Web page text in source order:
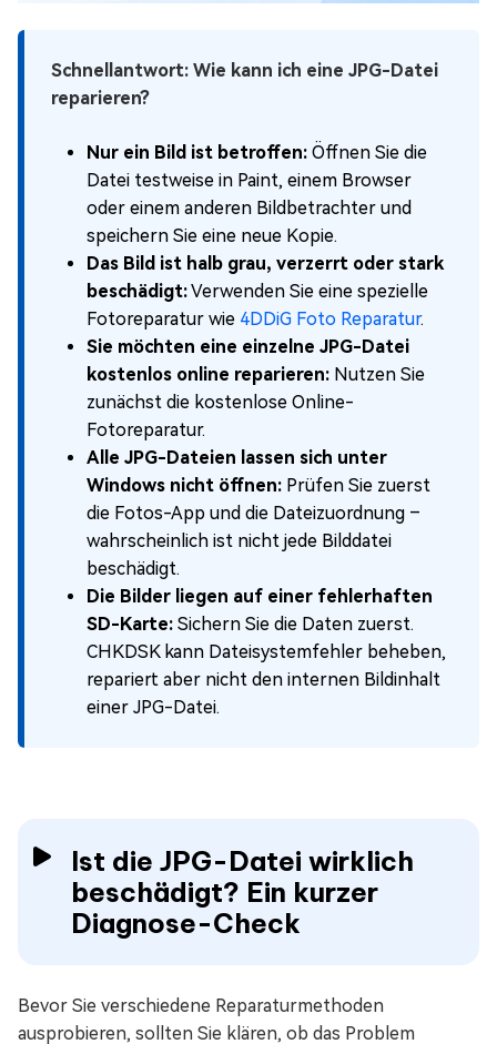
Schnellantwort: Wie kann ich eine JPG-Datei
reparieren?
Nur ein Bild ist betroffen: Öffnen Sie die
Datei testweise in Paint, einem Browser
oder einem anderen Bildbetrachter und
speichern Sie eine neue Kopie.
Das Bild ist halb grau, verzerrt oder stark
beschädigt:Verwenden Sie eine spezielle
Fotoreparatur wie 4DDiG Foto Reparatur.
Sie möchten eine einzelne JPG-Datei
kostenlos online reparieren: Nutzen Sie
zunächst die kostenlose Online-
Fotoreparatur.
Alle JPG-Dateien lassen sich unter
Windows nicht öffnen: Prüfen Sie zuerst
die Fotos-App und die Dateizuordnung –
wahrscheinlich ist nicht jede Bilddatei
beschädigt.
Die Bilder liegen auf einer fehlerhaften
SD-Karte: Sichern Sie die Daten zuerst.
CHKDSK kann Dateisystemfehler beheben,
repariert aber nicht den internen Bildinhalt
einer JPG-Datei.
Ist die JPG-Datei wirklich
beschädigt? Ein kurzer
Diagnose-Check
Bevor Sie verschiedene Reparaturmethoden
ausprobieren, sollten Sie klären, ob das Problem